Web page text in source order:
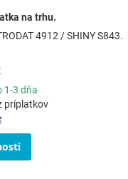
na trhu.
4912 / SHINY S843.
1-3 dňa
príplatkov